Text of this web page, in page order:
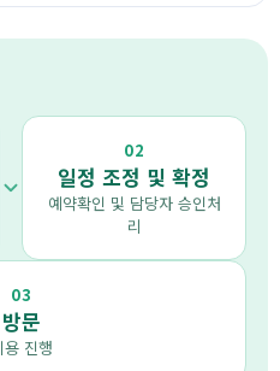
02
일정 조정 및 확정
예약확인 및 담당자 승인처
리
03
방문
용 진행